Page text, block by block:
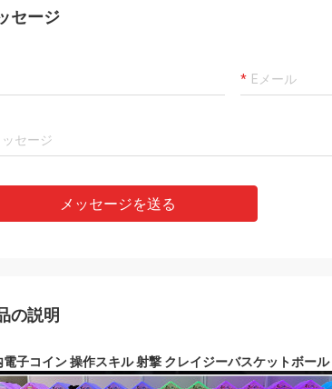
セージ
メッセージを送る
の説明
電子コイン 操作スキル 射撃 クレイジーバスケットボー